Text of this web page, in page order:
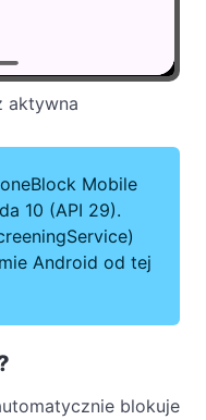
aktywna
Mobile
10 (API 29).
Android od tej
blokuje